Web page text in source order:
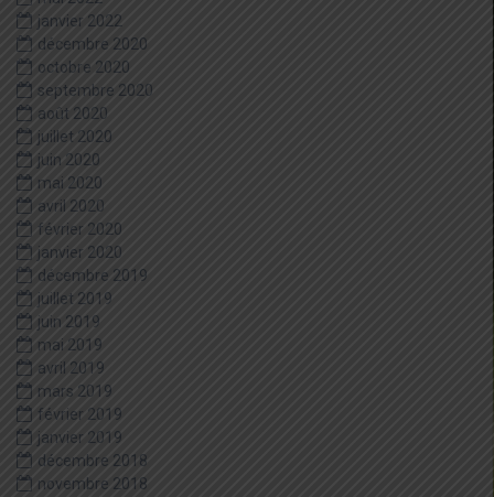
janvier 2022
décembre 2020
octobre 2020
septembre 2020
août 2020
juillet 2020
juin 2020
mai 2020
avril 2020
février 2020
janvier 2020
décembre 2019
juillet 2019
juin 2019
mai 2019
avril 2019
mars 2019
février 2019
janvier 2019
décembre 2018
novembre 2018